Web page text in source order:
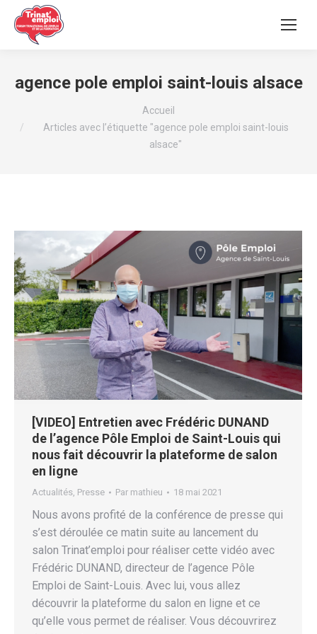
agence pole emploi saint-louis alsace
Accueil
Articles avec l’étiquette "agence pole emploi saint-louis
alsace"
[VIDEO] Entretien avec Frédéric DUNAND
de l’agence Pôle Emploi de Saint-Louis qui
nous fait découvrir la plateforme de salon
en ligne
Actualités Presse Par mathieu 18 mai 2021
Nous avons profité de la conférence de presse qui
s’est déroulée ce matin suite au lancement du
salon Trinat’emploi pour réaliser cette vidéo avec
Frédéric DUNAND, directeur de l’agence Pôle
Emploi de Saint-Louis. Avec lui, vous allez
découvrir la plateforme du salon en ligne et ce
qu’elle vous permet de réaliser. Vous découvrirez